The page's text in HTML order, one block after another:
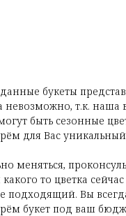
букеты
невозможно, т.к. наша
быть сезонные
для Вас уникальный
меняться,
то цветка
подходящий. Вы
букет под ваш